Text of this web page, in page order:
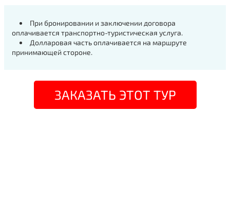
При бронировании и заключении договора
оплачивается транспортно-туристическая услуга.
Долларовая часть оплачивается на маршруте
принимающей стороне.
ЗАКАЗАТЬ ЭТОТ ТУР